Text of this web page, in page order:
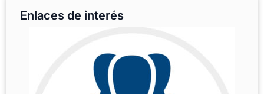
Enlaces de interés